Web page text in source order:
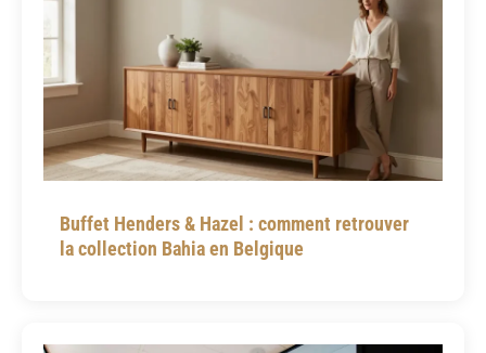
Buffet Henders & Hazel : comment retrouver
la collection Bahia en Belgique